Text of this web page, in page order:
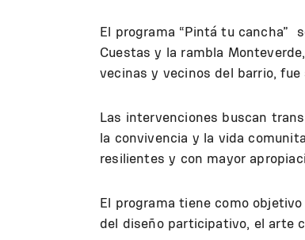
El programa “Pintá tu cancha”
Cuestas y la rambla
vecinas y vecinos del barrio,
Las intervenciones buscan
la convivencia y la vida
resilientes y con mayor
El programa tiene como
del diseño participativo, el arte